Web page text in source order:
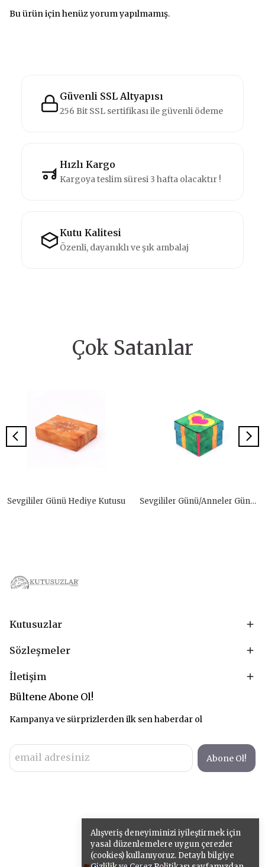
Alışveriş deneyiminizi iyileştirmek için
yasal düzenlemelere uygun çerezler
(cookies) kullanıyoruz. Detaylı bilgiye
Bu ürün için henüz yorum yapılmamış.
Güvenli SSL Altyapısı
256 Bit SSL sertifikası ile güvenli ödeme
Hızlı Kargo
Kargoya teslim süresi 3 hafta olacaktır !
Kutu Kalitesi
Özenli, dayanıklı ve şık ambalaj
Çok Satanlar
Sevgililer Günü Hediye Kutusu Sevgililer Günü/Anneler Günü/Yılbaşı Hediye Kutusu
Kutusuzlar
Sözleşmeler
İletişim
Bültene Abone Ol!
Kampanya ve sürprizlerden ilk sen haberdar ol
Abone Ol!